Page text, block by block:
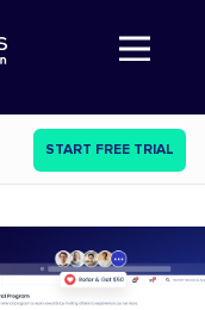
Abre a navegação
START FREE TRIAL